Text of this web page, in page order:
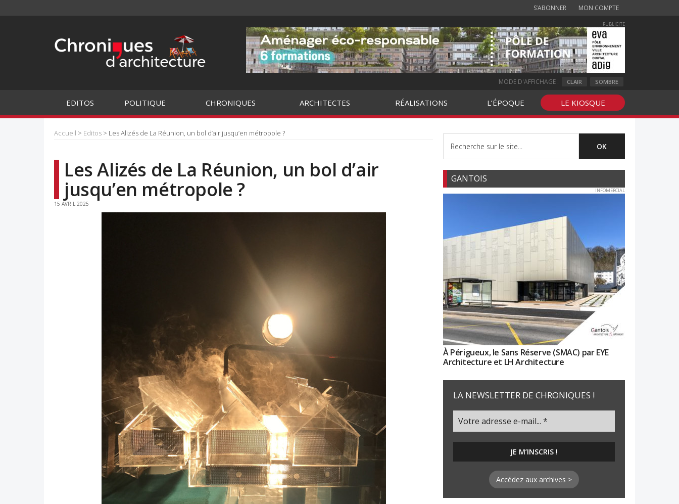
S’ABONNER MON COMPTE
PUBLICITE
MODE D'AFFICHAGE : CLAIR SOMBRE
EDITOS POLITIQUE CHRONIQUES ARCHITECTES RÉALISATIONS L’ÉPOQUE LE KIOSQUE
Accueil > Editos > Les Alizés de La Réunion, un bol d’air jusqu’en métropole ?
Les Alizés de La Réunion, un bol d’air
jusqu’en métropole ?
15 AVRIL 2025
GANTOIS
INFOMERCIAL
À Périgueux, le Sans Réserve (SMAC) par EYE
Architecture et LH Architecture
LA NEWSLETTER DE CHRONIQUES !
Accédez aux archives >